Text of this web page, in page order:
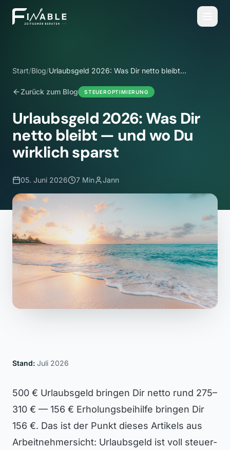
Start/Blog/Urlaubsgeld 2026: Was Dir netto bleibt
Zurück zum Blog
STEUEROPTIMIERUNG
Urlaubsgeld 2026: Was Dir
netto bleibt — und wo Du
wirklich sparst
05. Juni 2026 7 Min Jann
Stand: Juli 2026
500 € Urlaubsgeld bringen Dir netto rund 275–
310 € — 156 € Erholungsbeihilfe bringen Dir
156 €. Das ist der Punkt dieses Artikels aus
Arbeitnehmersicht: Urlaubsgeld ist voll steuer-